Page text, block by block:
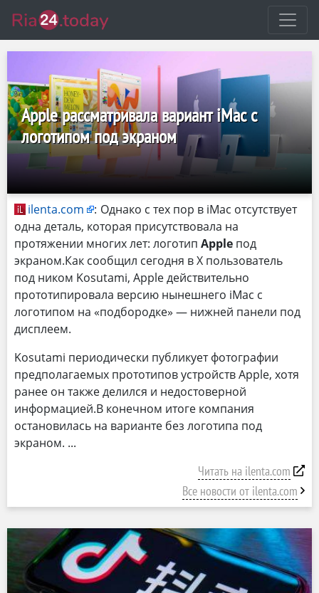
Apple рассматривала вариант iMac с
логотипом под экраном
ilenta.com : Однако с тех пор в iMac отсутствует
одна деталь, которая присутствовала на
протяжении многих лет: логотип Apple под
экраном.Как сообщил сегодня в X пользователь
под ником Kosutami, Apple действительно
прототипировала версию нынешнего iMac с
логотипом на «подбородке» — нижней панели под
дисплеем.
Kosutami периодически публикует фотографии
предполагаемых прототипов устройств Apple, хотя
ранее он также делился и недостоверной
информацией.В конечном итоге компания
остановилась на варианте без логотипа под
экраном.
Читать на ilenta.com
Все новости от ilenta.com